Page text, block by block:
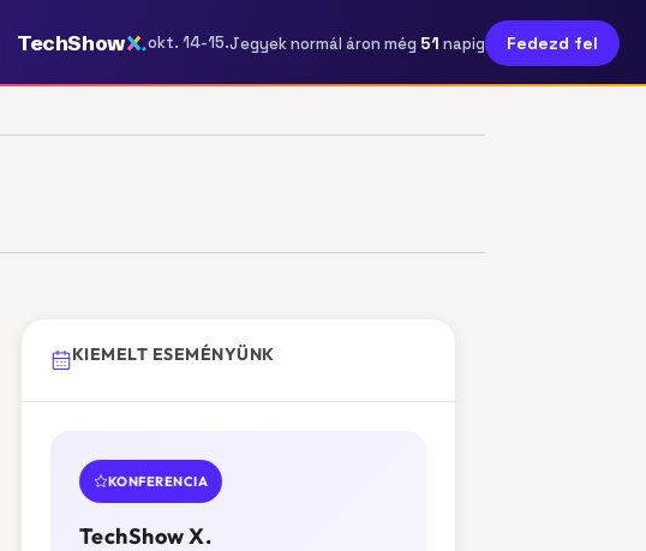
TechShow okt. 14-15.Jegyek normál áron még 51 napig Fedezd fel
KIEMELT ESEMÉNYÜNK
KONFERENCIA
TechShow X.